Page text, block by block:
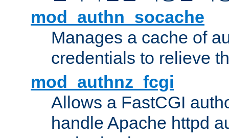
mod_authn_socache
Manages a cache of
credentials to relieve
mod_authnz_fcgi
Allows a FastCGI
handle Apache httpd